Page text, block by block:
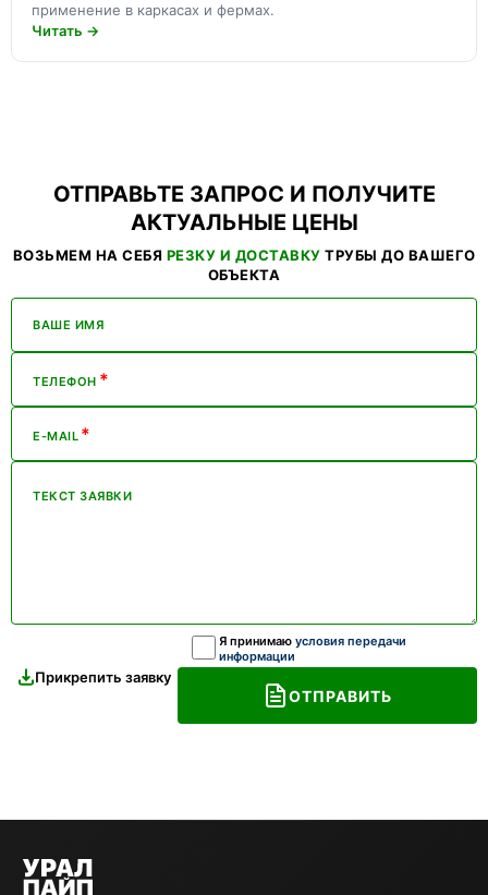
применение в каркасах и фермах.
Читать →
ОТПРАВЬТЕ ЗАПРОС И ПОЛУЧИТЕ
АКТУАЛЬНЫЕ ЦЕНЫ
ВОЗЬМЕМ НА СЕБЯ РЕЗКУ И ДОСТАВКУ ТРУБЫ ДО ВАШЕГО
ОБЪЕКТА
ВАШЕ ИМЯ
ТЕЛЕФОН *
E-MAIL *
ТЕКСТ ЗАЯВКИ
Прикрепить заявку
Я принимаю условия передачи
информации
ОТПРАВИТЬ